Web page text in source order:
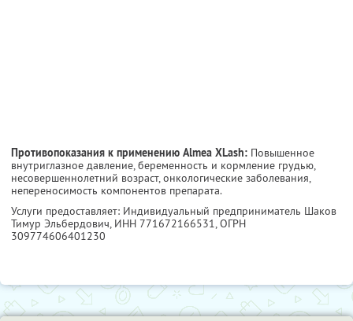
Противопоказания к применению Almea XLash: Повышенное
внутриглазное давление, беременность и кормление грудью,
несовершеннолетний возраст, онкологические заболевания,
непереносимость компонентов препарата.
Услуги предоставляет: Индивидуальный предприниматель Шаков
Тимур Эльбердович, ИНН 771672166531, ОГРН
309774606401230